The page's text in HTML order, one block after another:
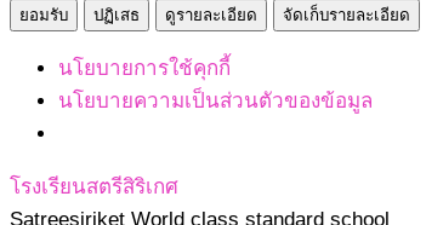
ยอมรับ ปฏิเสธ ดูรายละเอียด จัดเก็บรายละเอียด
นโยบายการใช้คุกกี้
นโยบายความเป็นส่วนตัวของข้อมูล
Skip
to
โรงเรียนสตรีสิริเกศ
Satreesiriket World class standard school